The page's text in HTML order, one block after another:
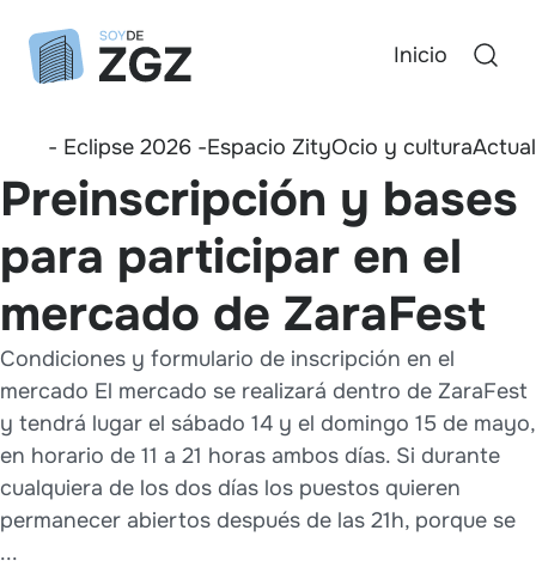
Inicio
- Eclipse 2026 -Espacio ZityOcio y cultura
Preinscripción y bases
para participar en el
mercado de ZaraFest
Condiciones y formulario de inscripción en el
mercado El mercado se realizará dentro de ZaraFest
y tendrá lugar el sábado 14 y el domingo 15 de mayo,
en horario de 11 a 21 horas ambos días. Si durante
cualquiera de los dos días los puestos quieren
permanecer abiertos después de las 21h, porque se
...